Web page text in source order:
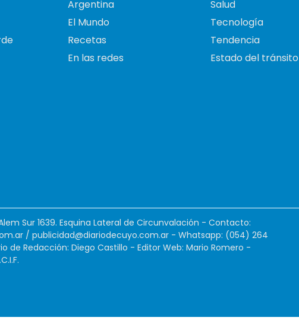
Argentina
El Mundo
Recetas
En las redes
Salud
Tecnología
Tendencia
Estado del tránsito
Sur 1639. Esquina Lateral de Circunvalación - Contacto:
/ publicidad@diariodecuyo.com.ar - Whatsapp: (054) 264
de Redacción: Diego Castillo - Editor Web: Mario Romero -